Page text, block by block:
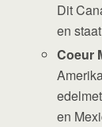
Dit
en
Coeur
en